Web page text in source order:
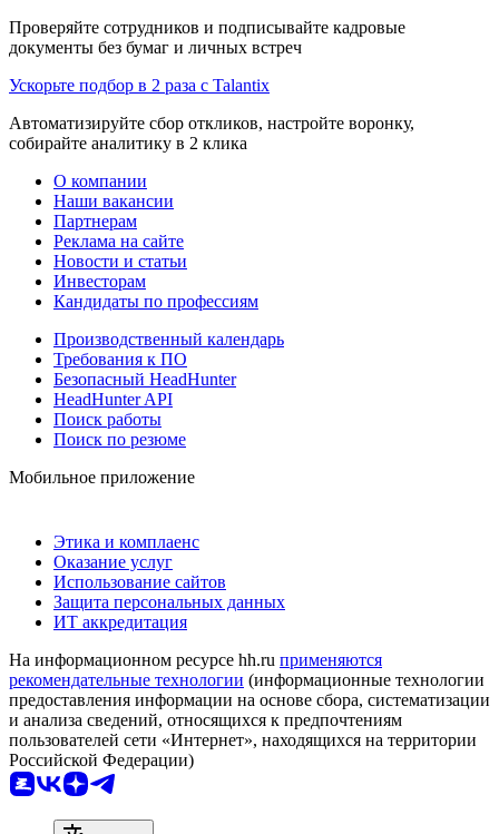
Проверяйте сотрудников и подписывайте кадровые
документы без бумаг и личных встреч
Ускорьте подбор в 2 раза с Talantix
Автоматизируйте сбор откликов, настройте воронку,
собирайте аналитику в 2 клика
О компании
Наши вакансии
Партнерам
Реклама на сайте
Новости и статьи
Инвесторам
Кандидаты по профессиям
Производственный календарь
Требования к ПО
Безопасный HeadHunter
HeadHunter API
Поиск работы
Поиск по резюме
Мобильное приложение
Этика и комплаенс
Оказание услуг
Использование сайтов
Защита персональных данных
ИТ аккредитация
На информационном ресурсе hh.ru применяются
рекомендательные технологии (информационные технологии
предоставления информации на основе сбора, систематизации
и анализа сведений, относящихся к предпочтениям
пользователей сети «Интернет», находящихся на территории
Российской Федерации)